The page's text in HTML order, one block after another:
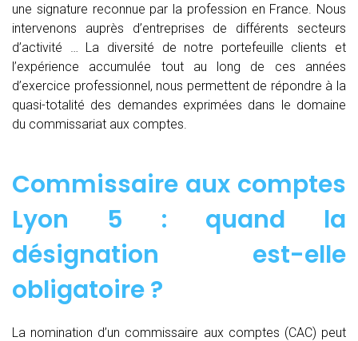
une signature reconnue par la profession en France. Nous
intervenons auprès d’entreprises de différents secteurs
d’activité … La diversité de notre portefeuille clients et
l’expérience accumulée tout au long de ces années
d’exercice professionnel, nous permettent de répondre à la
quasi-totalité des demandes exprimées dans le domaine
du commissariat aux comptes.
Commissaire aux comptes
Lyon 5 : quand la
désignation est-elle
obligatoire ?
La nomination d’un commissaire aux comptes (CAC) peut